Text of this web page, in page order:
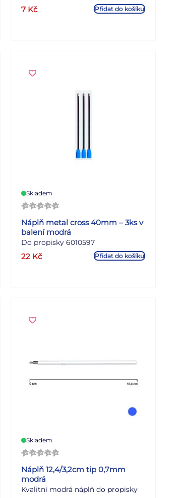
inkoustem, do propisek VINSON, v
balení 36 ks, cena za kus
7 Kč Přidat do košíku
Skladem
Náplň metal cross 40mm – 3ks v
balení modrá
Do propisky 6010597
22 Kč Přidat do košíku
Skladem
Náplň 12,4/3,2cm tip 0,7mm
modrá
Kvalitní modrá náplň do propisky